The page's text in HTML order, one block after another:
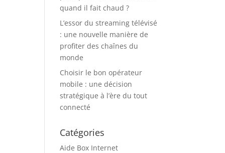
quand il fait chaud ?
L’essor du streaming télévisé
: une nouvelle manière de
profiter des chaînes du
monde
Choisir le bon opérateur
mobile : une décision
stratégique à l’ère du tout
connecté
Catégories
Aide Box Internet